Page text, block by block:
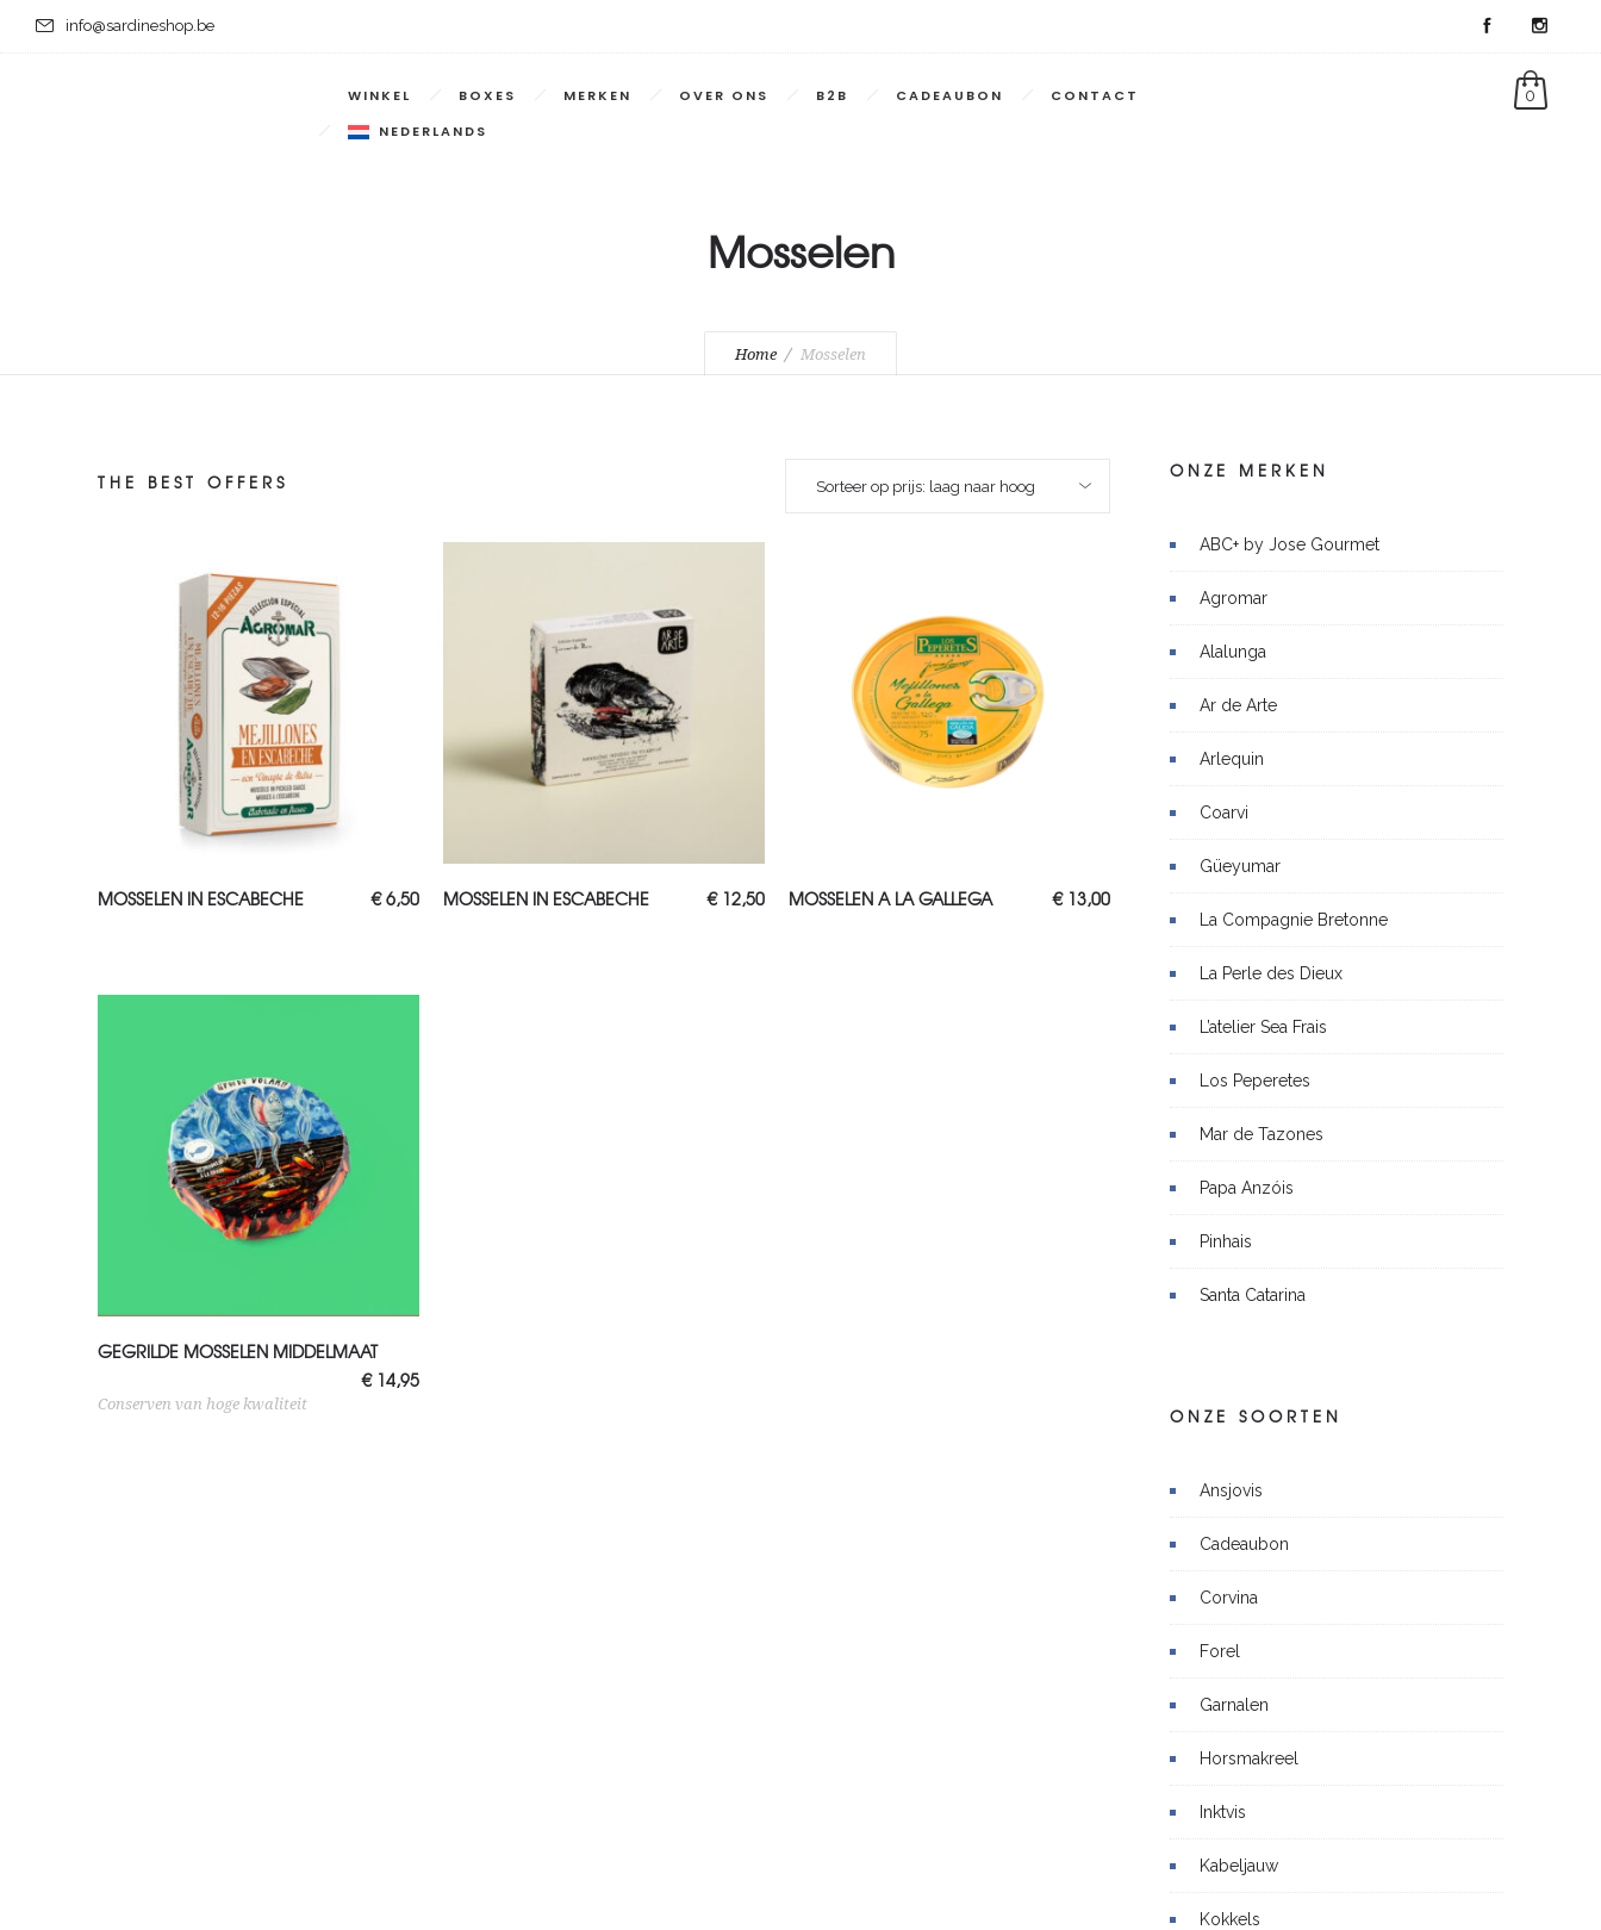
info@sardineshop.be
0
WINKEL BOXES MERKEN OVER ONS B2B CADEAUBON
CONTACT
NEDERLANDS
Mosselen
Home Mosselen
THE BEST OFFERS Sorteer op prijs: laag naar hoog
TOEVOEGEN AAN WINKELWAGEN
MOSSELEN IN ESCABECHE €6,50 TOEVOEGEN AAN WINKELWAGEN
MOSSELEN IN ESCABECHE €12,50 TOEVOEGEN AAN WINKELWAGEN
MOSSELEN A LA GALLEGA €13,00
TOEVOEGEN AAN WINKELWAGEN
GEGRILDE MOSSELEN MIDDELMAAT
€14,95
Conserven van hoge kwaliteit
ONZE MERKEN
ABC+ by Jose Gourmet
Agromar
Alalunga
Ar de Arte
Arlequin
Coarvi
Güeyumar
La Compagnie Bretonne
La Perle des Dieux
L’atelier Sea Frais
Los Peperetes
Mar de Tazones
Papa Anzóis
Pinhais
Santa Catarina
ONZE SOORTEN
Ansjovis
Cadeaubon
Corvina
Forel
Garnalen
Horsmakreel
Inktvis
Kabeljauw
Kokkels